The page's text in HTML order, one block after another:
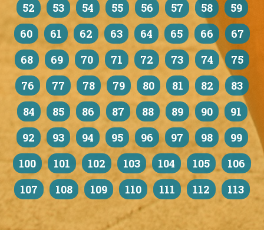
52
53 54 55 56 57 58
59
60
61 62 63 64 65 66
67
68
69 70 71 72 73 74
75
76
77 78 79 80 81 82
83
84
85 86 87 88 89 90
91
92
93 94 95 96 97 98
99
100
101 102 103 104 105
106
107
108 109 110 111 112 113